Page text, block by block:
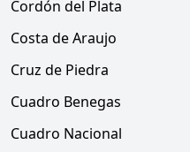
Cordón del Plata
Costa de Araujo
Cruz de Piedra
Cuadro Benegas
Cuadro Nacional